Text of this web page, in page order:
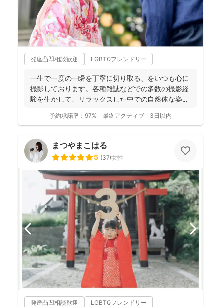
発達凸凹相談歓迎 LGBTQフレンドリー
一生で一度の一瞬を丁寧に切り取る、をいつも心に
撮影しております。各種雑誌などでの多数の撮影経
験を生かして、リラックスした中での自然体な姿の
予約承諾率： 97% 最終アクティブ： 3日以内
まつやまこはる
5 (37)女性
発達凸凹相談歓迎 LGBTQフレンドリー